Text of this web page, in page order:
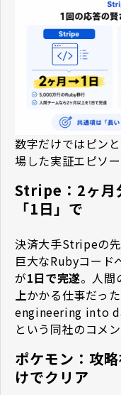
数字だけではピン
場した実証エピソ
Stripe：2ヶ月
「1日」で
決済大手Stripeの先
巨大なRubyコード
が1日で完遂。人間
上かかる仕事だっ
engineering into
という同社のコメ
ポケモン：攻
けでクリア